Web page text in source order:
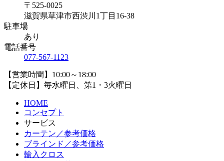
〒525-0025
滋賀県草津市西渋川1丁目16-38
駐車場
あり
電話番号
077-567-1123
【営業時間】10:00～18:00
【定休日】毎水曜日、第1・3火曜日
HOME
コンセプト
サービス
カーテン／参考価格
ブラインド／参考価格
輸入クロス